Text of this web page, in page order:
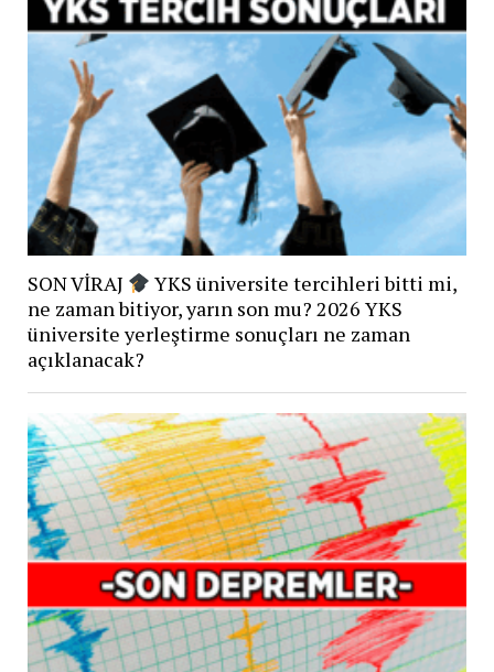
SON VİRAJ
YKS üniversite tercihleri bitti mi,
ne zaman bitiyor, yarın son mu? 2026 YKS
üniversite yerleştirme sonuçları ne zaman
açıklanacak?